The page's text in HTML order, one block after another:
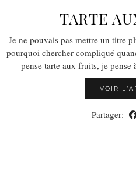
TARTE
Je ne pouvais pas mettre un titre
pourquoi chercher compliqué
pense tarte aux fruits, je
VOIR
Partager: